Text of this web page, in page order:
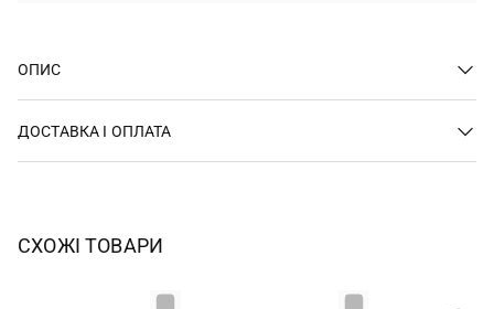
ОПИС
ДОСТАВКА І ОПЛАТА
СХОЖІ ТОВАРИ